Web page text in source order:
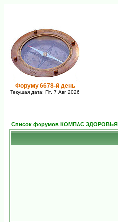
Форуму 6678-й день
Текущая дата: Пт, 7 Авг 2026
Список форумов КОМПАС ЗДОРОВЬЯ